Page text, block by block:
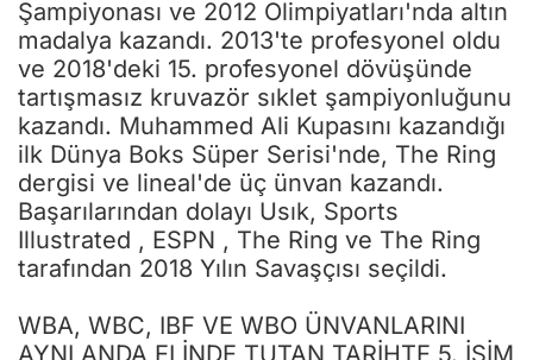
Şampiyonası ve 2012 Olimpiyatları'nda altın
madalya kazandı. 2013'te profesyonel oldu
ve 2018'deki 15. profesyonel dövüşünde
tartışmasız kruvazör sıklet şampiyonluğunu
kazandı. Muhammed Ali Kupasını kazandığı
ilk Dünya Boks Süper Serisi'nde, The Ring
dergisi ve lineal'de üç ünvan kazandı.
Başarılarından dolayı Usık, Sports
Illustrated , ESPN , The Ring ve The Ring
tarafından 2018 Yılın Savaşçısı seçildi.
WBA, WBC, IBF VE WBO ÜNVANLARINI
AYNI ANDA ELİNDE TUTAN TARİHTE 5. İSİM